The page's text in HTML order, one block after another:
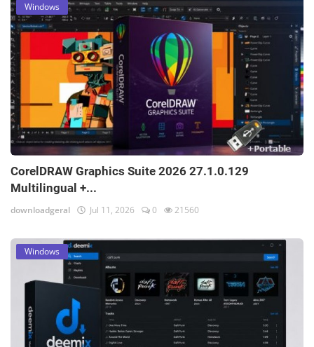
Windows
CorelDRAW Graphics Suite 2026 27.1.0.129
Multilingual +...
downloadgeral Jul 11, 2026 0 21560
Windows